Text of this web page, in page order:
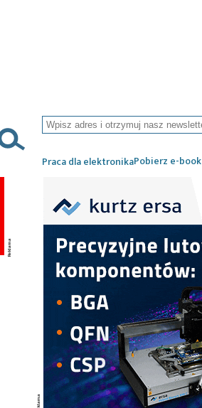
Praca dla elektronikaPobierz e-book